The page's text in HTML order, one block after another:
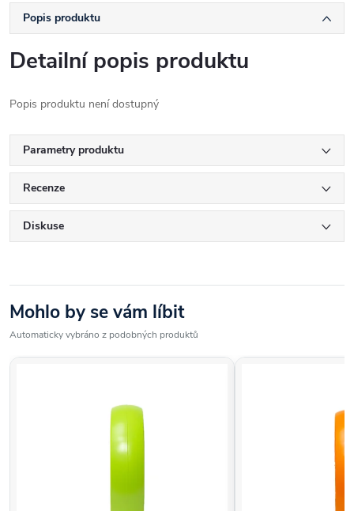
Popis produktu
Detailní popis produktu
Popis produktu není dostupný
Parametry produktu
Recenze
Diskuse
Mohlo by se vám líbit
Automaticky vybráno z podobných produktů